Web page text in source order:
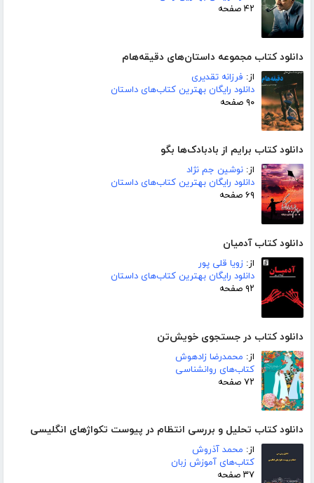
۴۲ صفحه
دانلود کتاب مجموعه داستان‌های دقیقه‌هام
از: فرزانه تقدیری
دانلود رایگان بهترین کتاب‌های داستان
۹۰ صفحه
دانلود کتاب برایم از بادبادک‌ها بگو
از: نوشین جم نژاد
دانلود رایگان بهترین کتاب‌های داستان
۶۹ صفحه
دانلود کتاب آدمیان
از: زویا قلی پور
دانلود رایگان بهترین کتاب‌های داستان
۹۲ صفحه
دانلود کتاب در جستجوی خویش‌تن
از: محمدرضا زادهوش
کتاب‌های روانشناسی
۷۲ صفحه
دانلود کتاب تحلیل و بررسی انتظام در پیوست تکواژهای انگلیسی
از: محمد آذروش
کتاب‌های آموزش زبان
۳۷ صفحه